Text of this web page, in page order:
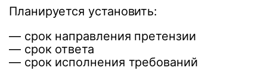
Планируется установить:
— срок направления претензии
— срок ответа
— срок исполнения требований